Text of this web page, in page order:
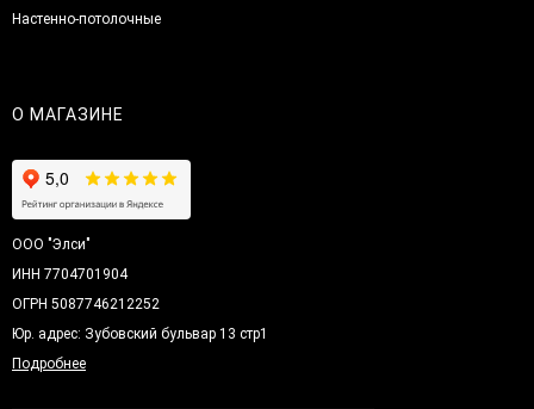
Настенно-потолочные
О МАГАЗИНЕ
ООО "Элси"
ИНН 7704701904
ОГРН 5087746212252
Юр. адрес: Зубовский бульвар 13 стр1
Подробнее